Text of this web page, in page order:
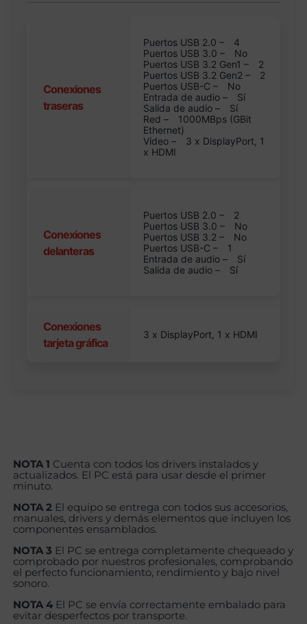
Conexiones
traseras
Puertos USB 2.0 –
4
Puertos USB 3.0 –
No
Puertos USB 3.2 Gen1 –
2
Puertos USB 3.2 Gen2 –
2
Puertos USB-C –
No
Entrada de audio –
Sí
Salida de audio –
Sí
Red –
1000MBps (GBit
Ethernet)
Vídeo –
3 x DisplayPort, 1
x HDMI
Conexiones
delanteras
Puertos USB 2.0 –
2
Puertos USB 3.0 –
No
Puertos USB 3.2 –
No
Puertos USB-C –
1
Entrada de audio –
Sí
Salida de audio –
Sí
Conexiones
tarjeta gráfica
3 x DisplayPort, 1 x HDMI
NOTA 1 Cuenta con todos los drivers instalados y
actualizados. El PC está para usar desde el primer
minuto.
NOTA 2 El equipo se entrega con todos sus accesorios,
manuales, drivers y demás elementos que incluyen los
componentes ensamblados.
NOTA 3 El PC se entrega completamente chequeado y
comprobado por nuestros profesionales, comprobando
el perfecto funcionamiento, rendimiento y bajo nivel
sonoro.
NOTA 4 El PC se envía correctamente embalado para
evitar desperfectos por transporte.